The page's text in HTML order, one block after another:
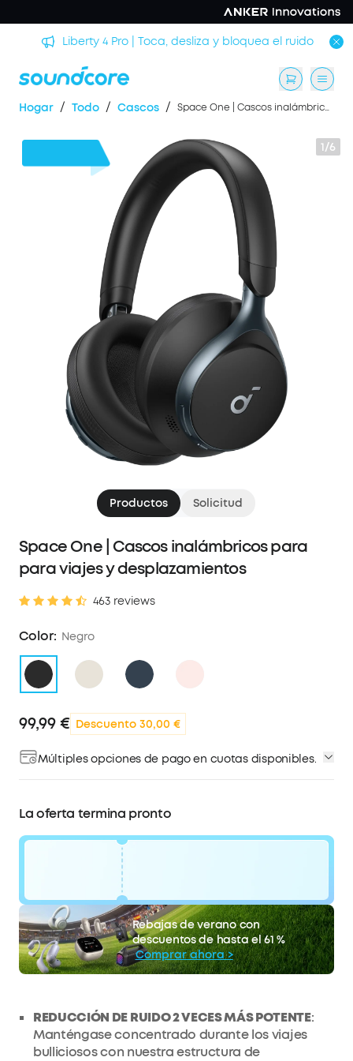
Liberty 4 Pro | Toca, desliza y bloquea el ruido
Hogar / Todo / Cascos / Space One | Cascos inalámbricos para para viajes y desplazamientos
1/6
Productos Solicitud
Space One | Cascos inalámbricos para
para viajes y desplazamientos
463 reviews
Color: Negro
99,99 € Descuento 30,00 €
Múltiples opciones de pago en cuotas disponibles.
La oferta termina pronto
30 €
Descuento
código:WS24TBPR0LF3
La oferta termina pronto.
COPIAR
Rebajas de verano con
descuentos de hasta el 61 %
Comprar ahora >
REDUCCIÓN DE RUIDO 2 VECES MÁS POTENTE:
Manténgase concentrado durante los viajes
bulliciosos con nuestra estructura de